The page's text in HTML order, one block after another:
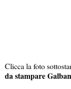
Clicca la foto
da stampare